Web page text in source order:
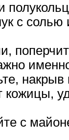
с солью
кожицы,
с